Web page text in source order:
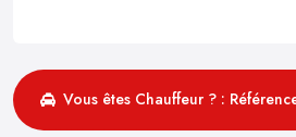
Vous êtes Chauffeur ? :